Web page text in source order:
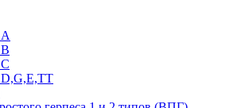
А
В
С
D,G,Е,ТТ